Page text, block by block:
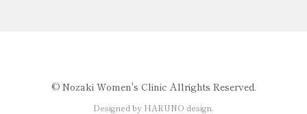
©️ Nozaki Women's Clinic Allrights Reserved.
Designed by HARUNO design.